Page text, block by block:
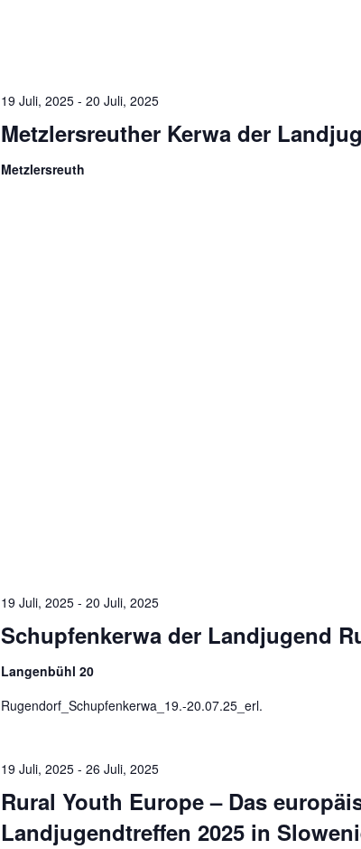
Metzlersreuther Kerwa der
19 Juli, 2025- 20 Juli, 2025
Metzlersreuth
Schupfenkerwa der Landjugend
19 Juli, 2025- 20 Juli, 2025
Langenbühl 20
Rugendorf_Schupfenkerwa_19.-20.07.25_erl.
Rural Youth Europe – Das
Landjugendtreffen 2025 in
19 Juli, 2025- 26 Juli, 2025